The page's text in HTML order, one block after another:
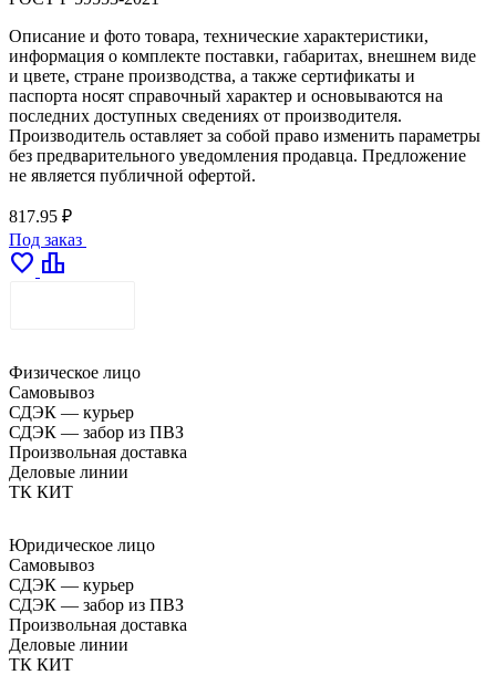
Описание и фото товара, технические характеристики,
информация о комплекте поставки, габаритах, внешнем виде
и цвете, стране производства, а также сертификаты и
паспорта носят справочный характер и основываются на
последних доступных сведениях от производителя.
Производитель оставляет за собой право изменить параметры
без предварительного уведомления продавца. Предложение
не является публичной офертой.
817.95 ₽
Под заказ
favorite leaderboard
Физическое лицо
Самовывоз
СДЭК — курьер
СДЭК — забор из ПВЗ
Произвольная доставка
Деловые линии
ТК КИТ
Юридическое лицо
Самовывоз
СДЭК — курьер
СДЭК — забор из ПВЗ
Произвольная доставка
Деловые линии
ТК КИТ